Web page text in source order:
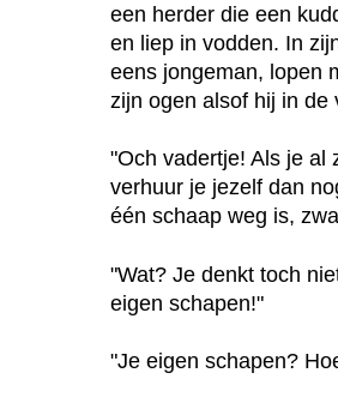
een herder die een
en liep in vodden. In
eens jongeman, lopen
zijn ogen alsof hij in de
"Och vadertje! Als je al
verhuur je jezelf dan
één schaap weg is,
"Wat? Je denkt toch
eigen schapen!"
"Je eigen schapen?